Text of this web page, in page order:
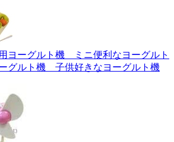
ヨーグルト機 ミニ便利なヨーグルト
グルト機 子供好きなヨーグルト機